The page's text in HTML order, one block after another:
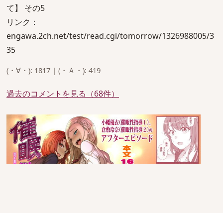
て】 その5
リンク：
engawa.2ch.net/test/read.cgi/tomorrow/1326988005/3
35
(・∀・): 1817 | (・Ａ・): 419
過去のコメントを見る（68件）